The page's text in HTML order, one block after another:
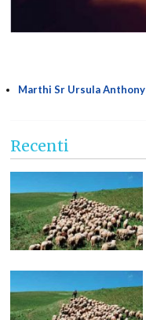
Marthi Sr Ursula Anthony
Recenti